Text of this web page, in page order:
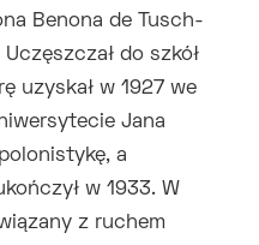
Benona de Tusch-
do szkół
uzyskał w 1927 we
Jana
a
w 1933. W
z ruchem